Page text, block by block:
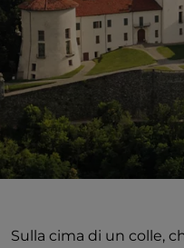
Sulla cima di un colle,